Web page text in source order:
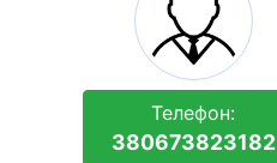
Телефон:
380673823182